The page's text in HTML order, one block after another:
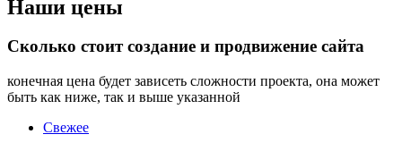
Наши цены
Сколько стоит создание и продвижение сайта
конечная цена будет зависеть сложности проекта, она может
быть как ниже, так и выше указанной
Свежее